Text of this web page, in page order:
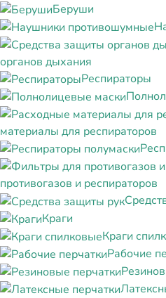
Беруши
органов дыхания
Респираторы
материалы для респираторов
противогазов и респираторов
Краги
Краги
Рабочие